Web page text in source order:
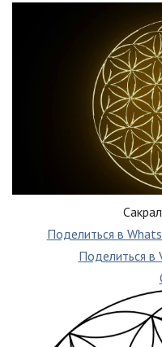
Поделиться в
Поделиться в